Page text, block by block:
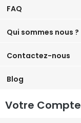
FAQ
Qui sommes nous ?
Contactez-nous
Blog
Votre Compte